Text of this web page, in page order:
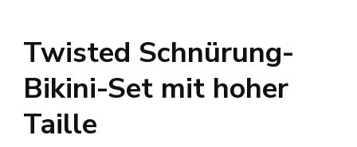
Twisted Schnürung-
Bikini-Set mit hoher
Taille